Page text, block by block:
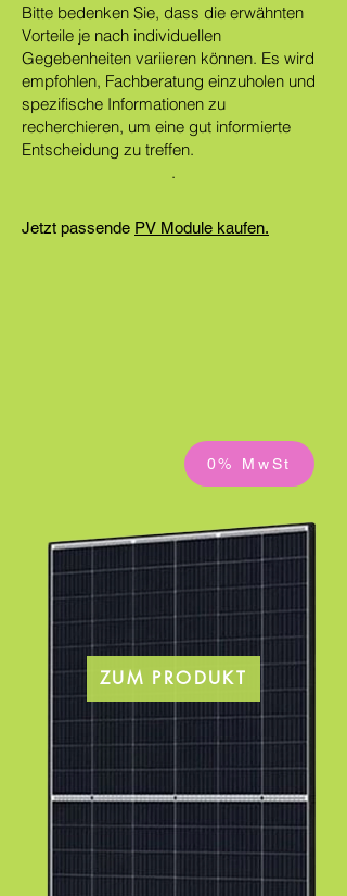
Bitte bedenken Sie, dass die erwähnten
Vorteile je nach individuellen
Gegebenheiten variieren können. Es wird
empfohlen, Fachberatung einzuholen und
spezifische Informationen zu
recherchieren, um eine gut informierte
Entscheidung zu treffen.
.
Jetzt passende PV Module kaufen.
0% MwSt
ZUM PRODUKT